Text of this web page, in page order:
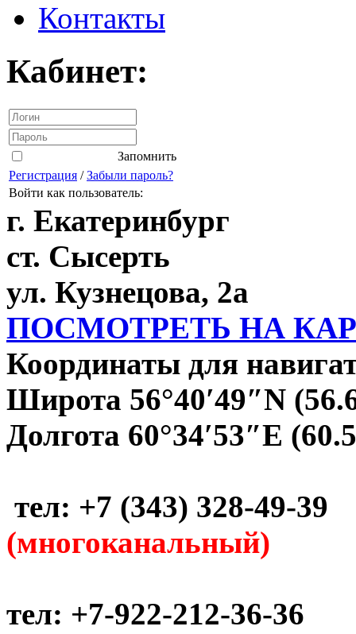
Контакты
Кабинет:
Запомнить
Регистрация /Забыли пароль?
Войти как пользователь:
г. Екатеринбург
ст. Сысерть
ул. Кузнецова, 2а
ПОСМОТРЕТЬ НА
Координаты для
Широта 56°40′49″N
Долгота 60°34′53″E
тел: +7 (343) 328-49-39
(многоканальный)
тел: +7-922-212-36-36